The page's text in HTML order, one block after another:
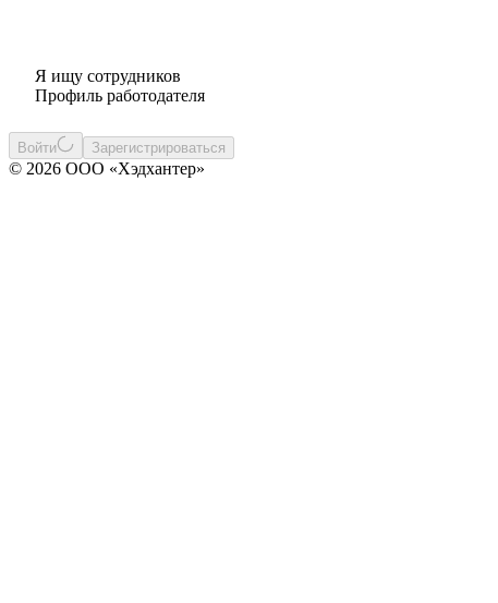
Я ищу сотрудников
Профиль работодателя
Войти Зарегистрироваться
© 2026 ООО «Хэдхантер»